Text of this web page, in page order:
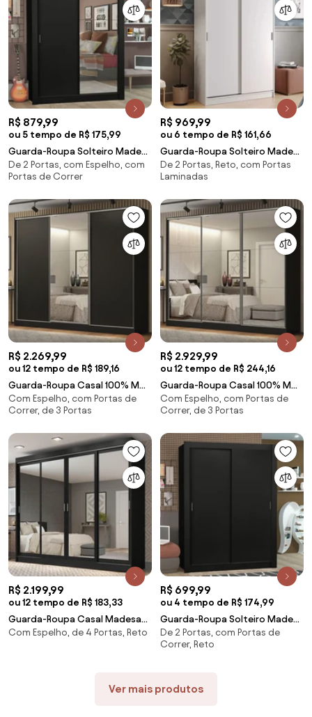
R$ 879,99
ou 5 tempo de R$ 175,99
Guarda-Roupa Solteiro Madesa
Denver 2 Portas de Correr com
Espelho Preto Cor:Preto
De 2 Portas, com Espelho, com
Portas de Correr
R$ 969,99
ou 6 tempo de R$ 161,66
Guarda-Roupa Solteiro Madesa
Tokio 2 Portas de Correr 2
Gavetas Branco Cor:Branco
De 2 Portas, Reto, com Portas
Laminadas
R$ 2.269,99
ou 12 tempo de R$ 189,16
Guarda-Roupa Casal 100% MDF
Madesa Royale 3 Portas de
Correr com Espelho Preto
Com Espelho, com Portas de
Correr, de 3 Portas
R$ 2.929,99
ou 12 tempo de R$ 244,16
Guarda-Roupa Casal 100% MDF
Madesa Royale 3 Portas de
Correr de Espelho Preto
Com Espelho, com Portas de
Correr, de 3 Portas
R$ 2.199,99
ou 12 tempo de R$ 183,33
Guarda-Roupa Casal Madesa
Austin 4 Portas de Correr de
Com Espelho, de 4 Portas, Reto
R$ 699,99
ou 4 tempo de R$ 174,99
Guarda-Roupa Solteiro Madesa
Denver 2 Portas de Correr
Preto Cor:Preto
De 2 Portas, com Portas de
Correr, Reto
Ver mais produtos